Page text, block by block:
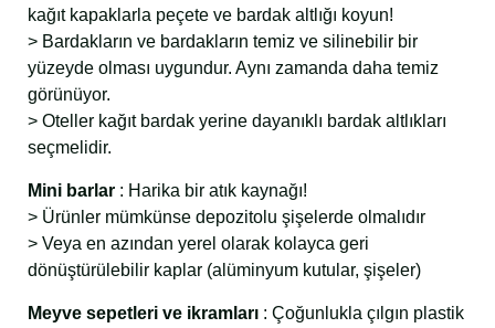
kağıt kapaklarla peçete ve bardak altlığı koyun!
> Bardakların ve bardakların temiz ve silinebilir bir
yüzeyde olması uygundur. Aynı zamanda daha temiz
görünüyor.
> Oteller kağıt bardak yerine dayanıklı bardak altlıkları
seçmelidir.
Mini barlar : Harika bir atık kaynağı!
> Ürünler mümkünse depozitolu şişelerde olmalıdır
> Veya en azından yerel olarak kolayca geri
dönüştürülebilir kaplar (alüminyum kutular, şişeler)
Meyve sepetleri ve ikramları : Çoğunlukla çılgın plastik